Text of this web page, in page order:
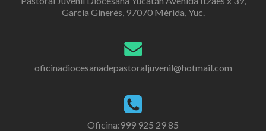
García Ginerés, 97070 Mérida, Yuc.
oficinadiocesanadepastoraljuvenil@hotmail.com
Oficina:999 925 29 85